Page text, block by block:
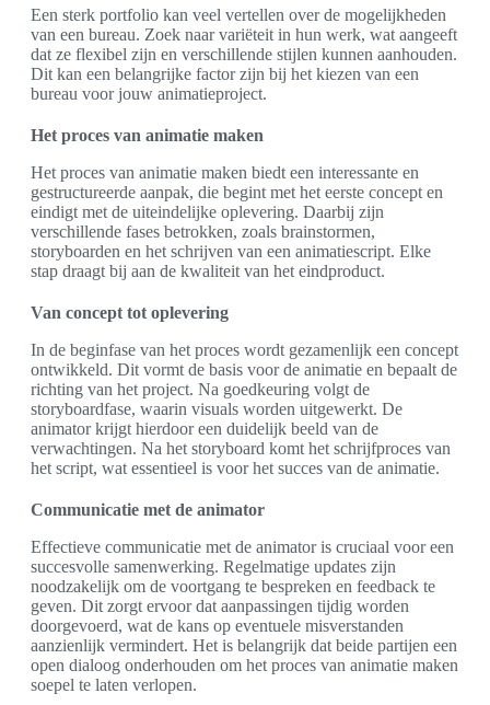
Een sterk portfolio kan veel vertellen over de mogelijkheden
van een bureau. Zoek naar variëteit in hun werk, wat aangeeft
dat ze flexibel zijn en verschillende stijlen kunnen aanhouden.
Dit kan een belangrijke factor zijn bij het kiezen van een
bureau voor jouw animatieproject.
Het proces van animatie maken
Het proces van animatie maken biedt een interessante en
gestructureerde aanpak, die begint met het eerste concept en
eindigt met de uiteindelijke oplevering. Daarbij zijn
verschillende fases betrokken, zoals brainstormen,
storyboarden en het schrijven van een animatiescript. Elke
stap draagt bij aan de kwaliteit van het eindproduct.
Van concept tot oplevering
In de beginfase van het proces wordt gezamenlijk een concept
ontwikkeld. Dit vormt de basis voor de animatie en bepaalt de
richting van het project. Na goedkeuring volgt de
storyboardfase, waarin visuals worden uitgewerkt. De
animator krijgt hierdoor een duidelijk beeld van de
verwachtingen. Na het storyboard komt het schrijfproces van
het script, wat essentieel is voor het succes van de animatie.
Communicatie met de animator
Effectieve communicatie met de animator is cruciaal voor een
succesvolle samenwerking. Regelmatige updates zijn
noodzakelijk om de voortgang te bespreken en feedback te
geven. Dit zorgt ervoor dat aanpassingen tijdig worden
doorgevoerd, wat de kans op eventuele misverstanden
aanzienlijk vermindert. Het is belangrijk dat beide partijen een
open dialoog onderhouden om het proces van animatie maken
soepel te laten verlopen.